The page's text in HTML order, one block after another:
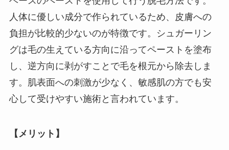
人体に優しい成分で作られているため、皮膚への
負担が比較的少ないのが特徴です。シュガーリン
グは毛の生えている方向に沿ってペーストを塗布
し、逆方向に剥がすことで毛を根元から除去しま
す。肌表面への刺激が少なく、敏感肌の方でも安
心して受けやすい施術と言われています。
【メリット】